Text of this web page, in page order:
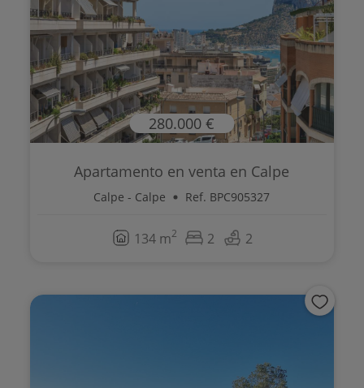
280.000 €
Apartamento en venta en Calpe
Calpe - Calpe Ref. BPC905327
134 m2 2 2